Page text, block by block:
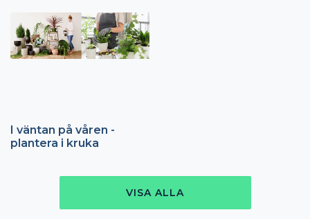
I väntan på våren -
plantera i kruka
VISA ALLA